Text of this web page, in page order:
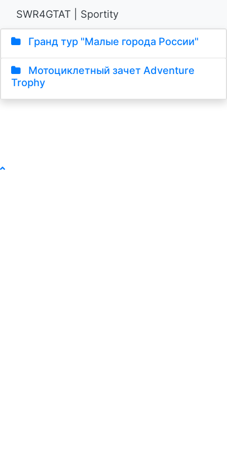
SWR4GTAT | Sportity
Гранд тур "Малые города России"
Мотоциклетный зачет Adventure
Trophy